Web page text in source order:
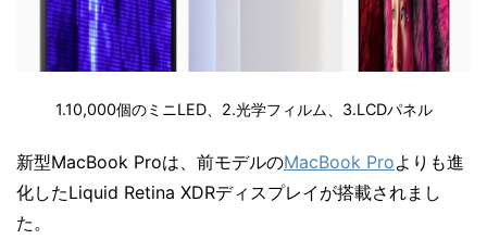
1.10,000個のミニLED、2.光学フィルム、3.LCDパネル
新型MacBook Proは、前モデルのMacBook Proよりも進
化したLiquid Retina XDRディスプレイが搭載されまし
た。